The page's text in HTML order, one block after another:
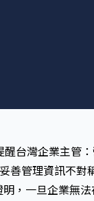
台灣企業主管
妥善管理資訊不
，一旦企業無法